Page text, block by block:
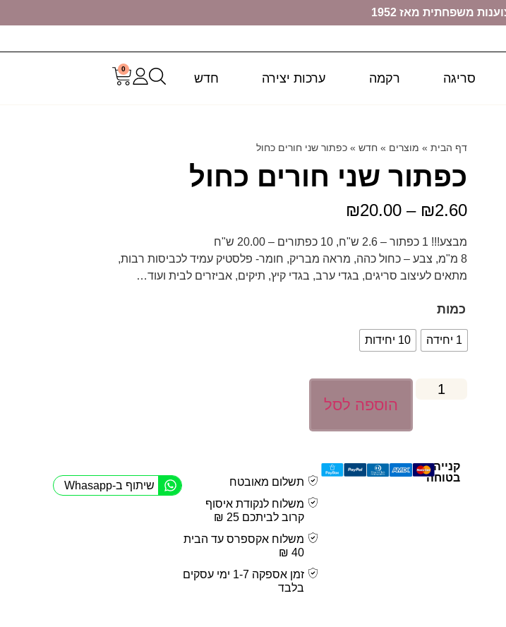
משפחתית מאז 1952
סריגה רקמה ערכות יצירה חדש
0
דף הבית » מוצרים » חדש » כפתור שני חורים כחול
כפתור שני חורים כחול
₪2.60
–
₪20.00
מבצע!!! 1 כפתור – 2.6 ש"ח, 10 כפתורים – 20.00 ש"ח
8 מ"מ, צבע – כחול כהה, מראה מבריק, חומר- פלסטיק עמיד לכביסות רבות,
מתאים לעיצוב סריגים, בגדי ערב, בגדי קיץ, תיקים, אביזרים לבית ועוד…
כמות
1 יחידה 10 יחידות
הוספה לסל
קנייה
בטוחה
תשלום מאובטח
משלוח לנקודת איסוף
קרוב לביתכם 25 ₪
משלוח אקספרס עד הבית
40 ₪
זמן אספקה 1-7 ימי עסקים
בלבד
שיתוף ב-Whasapp